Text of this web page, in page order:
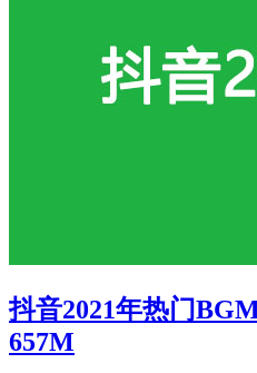
抖音2021年热门
657M